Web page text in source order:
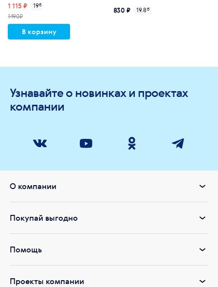
1 115 ₽ 19б
1490₽
В корзину
830 ₽ 19.8б
Узнавайте о новинках и проектах
компании
О компании
Покупай выгодно
Помощь
Проекты компании